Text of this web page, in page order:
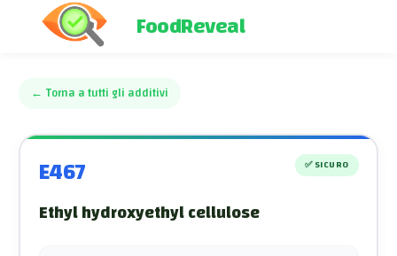
FoodReveal
← Torna a tutti gli additivi
E467 ✅SICURO
Ethyl hydroxyethyl cellulose